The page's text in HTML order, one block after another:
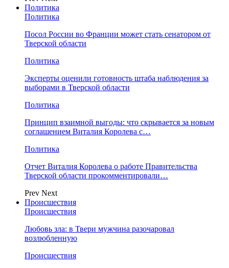
Политика
Политика
Посол России во Франции может стать сенатором от
Тверской области
Политика
Эксперты оценили готовность штаба наблюдения за
выборами в Тверской области
Политика
Принцип взаимной выгоды: что скрывается за новым
соглашением Виталия Королева с…
Политика
Отчет Виталия Королева о работе Правительства
Тверской области прокомментировали…
Prev Next
Происшествия
Происшествия
Любовь зла: в Твери мужчина разочаровал
возлюбленную
Происшествия